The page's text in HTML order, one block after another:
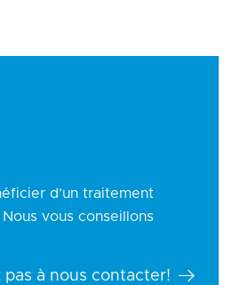
d’un traitement
vous conseillons
pas à nous contacter!